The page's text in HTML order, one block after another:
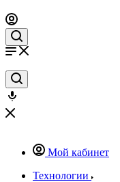
Мой кабинет
Технологии